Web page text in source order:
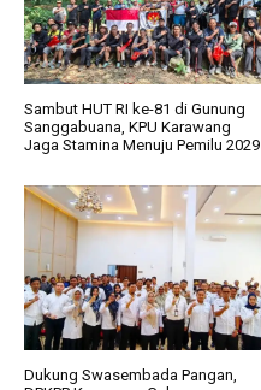
Sambut HUT RI ke-81 di Gunung
Sanggabuana, KPU Karawang
Jaga Stamina Menuju Pemilu 2029
Dukung Swasembada Pangan,